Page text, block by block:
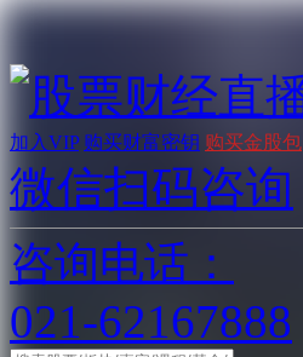
加入VIP 购买财富密钥 购买金股包
微信扫码咨询
咨询电话：
021-62167888